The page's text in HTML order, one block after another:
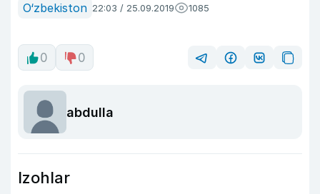
O‘zbekiston 22:03 / 25.09.2019 1085
0 0
abdulla
Izohlar